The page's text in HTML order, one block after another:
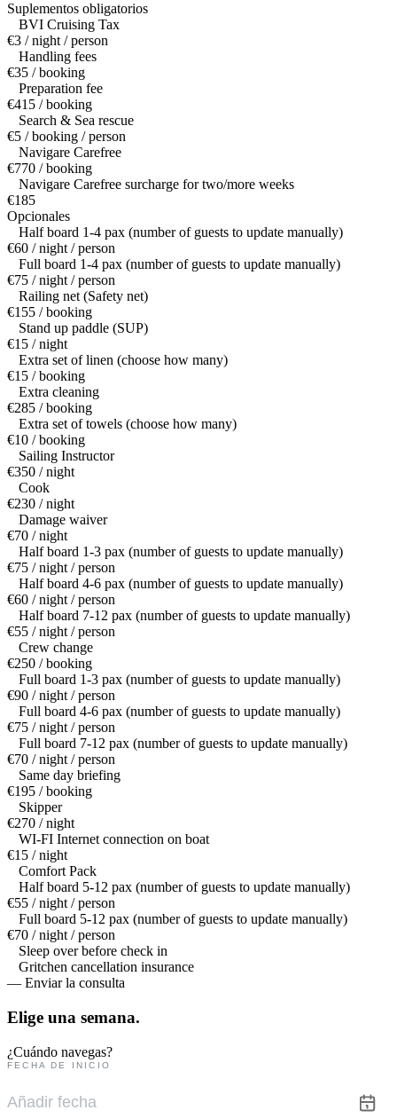
Suplementos obligatorios
BVI Cruising Tax
€3 / night / person
Handling fees
€35 / booking
Preparation fee
€415 / booking
Search & Sea rescue
€5 / booking / person
Navigare Carefree
€770 / booking
Navigare Carefree surcharge for two/more weeks
€185
Opcionales
Half board 1-4 pax (number of guests to update manually)
€60 / night / person
Full board 1-4 pax (number of guests to update manually)
€75 / night / person
Railing net (Safety net)
€155 / booking
Stand up paddle (SUP)
€15 / night
Extra set of linen (choose how many)
€15 / booking
Extra cleaning
€285 / booking
Extra set of towels (choose how many)
€10 / booking
Sailing Instructor
€350 / night
Cook
€230 / night
Damage waiver
€70 / night
Half board 1-3 pax (number of guests to update manually)
€75 / night / person
Half board 4-6 pax (number of guests to update manually)
€60 / night / person
Half board 7-12 pax (number of guests to update manually)
€55 / night / person
Crew change
€250 / booking
Full board 1-3 pax (number of guests to update manually)
€90 / night / person
Full board 4-6 pax (number of guests to update manually)
€75 / night / person
Full board 7-12 pax (number of guests to update manually)
€70 / night / person
Same day briefing
€195 / booking
Skipper
€270 / night
WI-FI Internet connection on boat
€15 / night
Comfort Pack
Half board 5-12 pax (number of guests to update manually)
€55 / night / person
Full board 5-12 pax (number of guests to update manually)
€70 / night / person
Sleep over before check in
Gritchen cancellation insurance
— Enviar la consulta
Elige una semana.
¿Cuándo navegas?
FECHA DE INICIO